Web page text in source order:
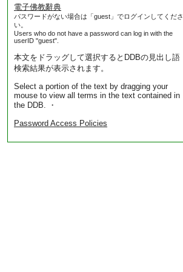
電子佛教辭典
パスワードがない場合は「guest」でログインしてくださ
い。
Users who do not have a password can log in with the
userID "guest".
本文をドラッグして選択するとDDBの見出し語
検索結果が表示されます。
Select a portion of the text by dragging your
mouse to view all terms in the text contained in
the DDB. ・
Password Access Policies